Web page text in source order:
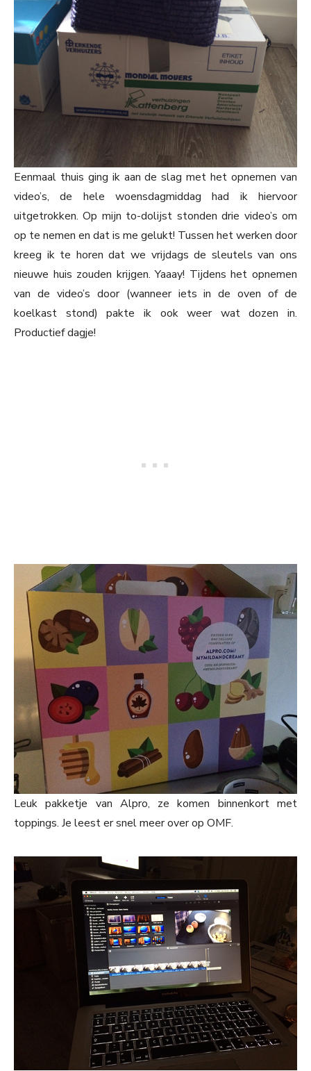
Eenmaal thuis ging ik aan de slag met het opnemen van
video’s, de hele woensdagmiddag had ik hiervoor
uitgetrokken. Op mijn to-dolijst stonden drie video’s om
op te nemen en dat is me gelukt! Tussen het werken door
kreeg ik te horen dat we vrijdags de sleutels van ons
nieuwe huis zouden krijgen. Yaaay! Tijdens het opnemen
van de video’s door (wanneer iets in de oven of de
koelkast stond) pakte ik ook weer wat dozen in.
Productief dagje!
Leuk pakketje van Alpro, ze komen binnenkort met
toppings. Je leest er snel meer over op OMF.